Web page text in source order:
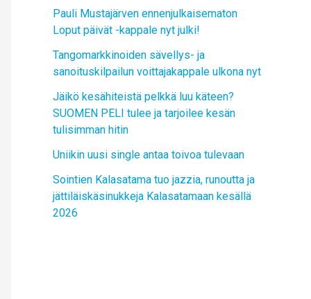
Pauli Mustajärven ennenjulkaisematon
Loput päivät -kappale nyt julki!
Tangomarkkinoiden sävellys- ja
sanoituskilpailun voittajakappale ulkona nyt
Jäikö kesähiteistä pelkkä luu käteen?
SUOMEN PELI tulee ja tarjoilee kesän
tulisimman hitin
Uniikin uusi single antaa toivoa tulevaan
Sointien Kalasatama tuo jazzia, runoutta ja
jättiläiskäsinukkeja Kalasatamaan kesällä
2026